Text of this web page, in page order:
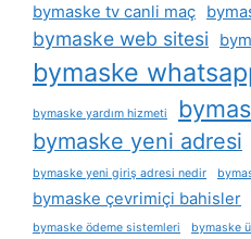
bymaske tv canli maç
bymaske web sitesi
bymaske
bymaske yardım hizmeti
bymaske yeni adresi
bymaske yeni giriş adresi nedir
bymaske çevrimiçi bahisler
bymaske ödeme sistemleri
bymaske